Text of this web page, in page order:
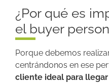
¿Por qué es
el buyer
Porque debemos
centrándonos en ese
cliente ideal para